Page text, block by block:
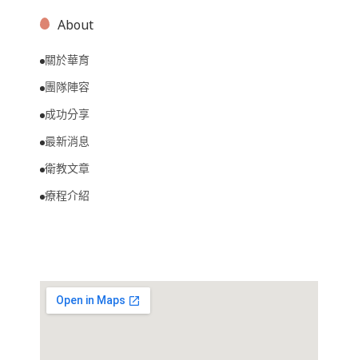
About
關於華育
團隊陣容
成功分享
最新消息
衛教文章
療程介紹